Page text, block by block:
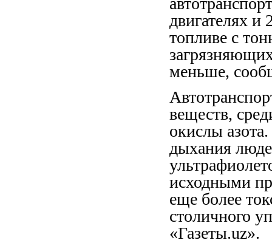
двигателях
топливе с
меньше,
веществ,
окислы
дыхания
исходными
еще более
столичного
«Газеты.uz».